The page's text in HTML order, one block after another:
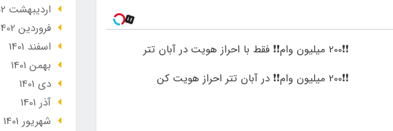
❗❗200 میلیون وام❗❗ فقط با احراز هویت در آبان تتر
❗❗200 میلیون وام❗❗ در آبان تتر احراز هویت کن
ارديبهشت 1402
فروردین 1402
اسفند 1401
بهمن 1401
دی 1401
آذر 1401
شهریور 1401